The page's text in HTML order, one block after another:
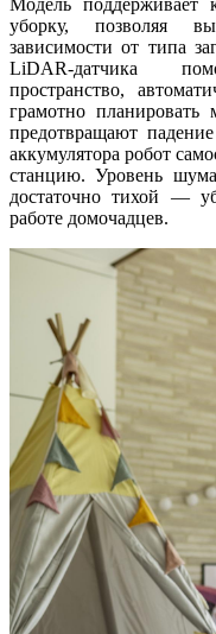
Модель
уборку, позволяя
зависимости от типа
LiDAR‑датчика
пространство,
грамотно
предотвращают
аккумулятора робот
станцию. Уровень
достаточно тихой —
работе домочадцев.